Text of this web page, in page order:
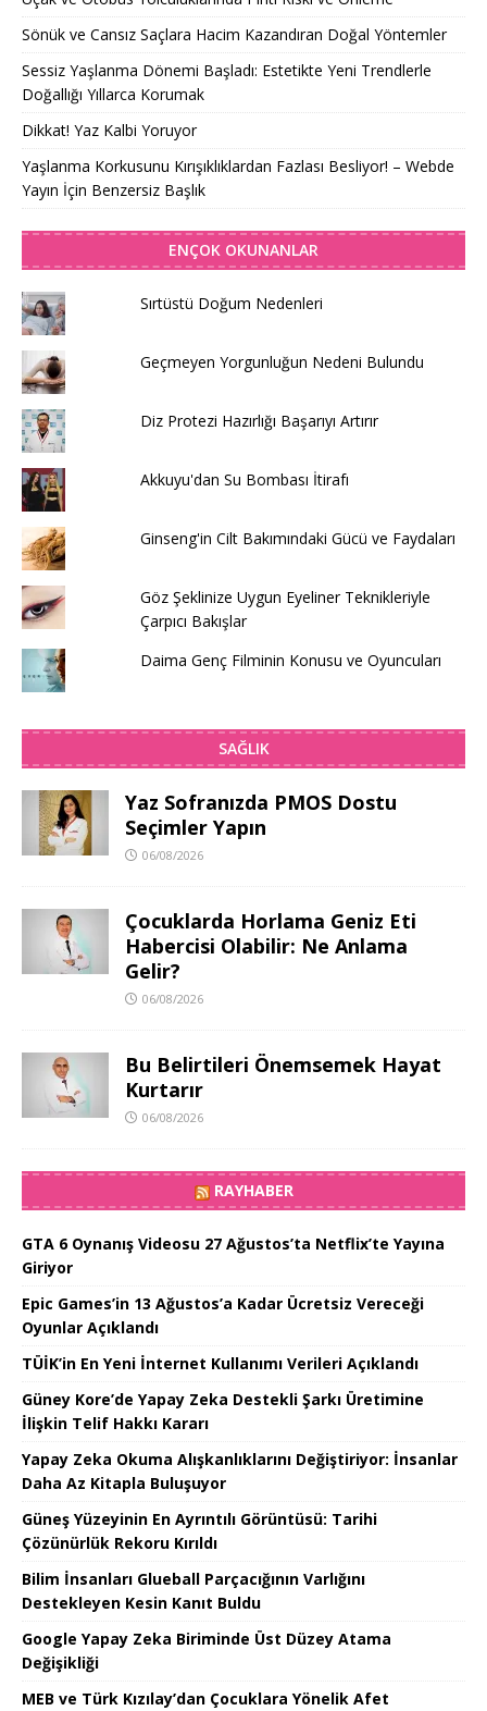
Sönük ve Cansız Saçlara Hacim Kazandıran Doğal Yöntemler
Sessiz Yaşlanma Dönemi Başladı: Estetikte Yeni Trendlerle
Doğallığı Yıllarca Korumak
Dikkat! Yaz Kalbi Yoruyor
Yaşlanma Korkusunu Kırışıklıklardan Fazlası Besliyor! – Webde
Yayın İçin Benzersiz Başlık
ENÇOK OKUNANLAR
Sırtüstü Doğum Nedenleri
Geçmeyen Yorgunluğun Nedeni Bulundu
Diz Protezi Hazırlığı Başarıyı Artırır
Akkuyu'dan Su Bombası İtirafı
Ginseng'in Cilt Bakımındaki Gücü ve Faydaları
Göz Şeklinize Uygun Eyeliner Teknikleriyle
Çarpıcı Bakışlar
Daima Genç Filminin Konusu ve Oyuncuları
SAĞLIK
Yaz Sofranızda PMOS Dostu
Seçimler Yapın
06/08/2026
Çocuklarda Horlama Geniz Eti
Habercisi Olabilir: Ne Anlama
Gelir?
06/08/2026
Bu Belirtileri Önemsemek Hayat
Kurtarır
06/08/2026
RAYHABER
GTA 6 Oynanış Videosu 27 Ağustos’ta Netflix’te Yayına
Giriyor
Epic Games’in 13 Ağustos’a Kadar Ücretsiz Vereceği
Oyunlar Açıklandı
TÜİK’in En Yeni İnternet Kullanımı Verileri Açıklandı
Güney Kore’de Yapay Zeka Destekli Şarkı Üretimine
İlişkin Telif Hakkı Kararı
Yapay Zeka Okuma Alışkanlıklarını Değiştiriyor: İnsanlar
Daha Az Kitapla Buluşuyor
Güneş Yüzeyinin En Ayrıntılı Görüntüsü: Tarihi
Çözünürlük Rekoru Kırıldı
Bilim İnsanları Glueball Parçacığının Varlığını
Destekleyen Kesin Kanıt Buldu
Google Yapay Zeka Biriminde Üst Düzey Atama
Değişikliği
MEB ve Türk Kızılay’dan Çocuklara Yönelik Afet